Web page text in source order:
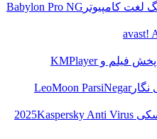
Babylon Pro NG
avast!
پخش فیلم وKMPlayer
LeoMoon ParsiNegar
Kaspersky Anti Virus